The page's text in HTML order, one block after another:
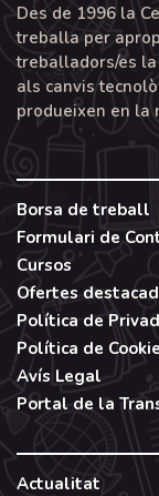
Online
Presencial
Virtual
TIPUS
Curs
Jornada
Seminari
Màster
Des de 1996 la
treballa per
treballadors/es
als canvis
produeixen en la
Borsa de treball
Formulari de
Cursos
Ofertes
Política de
Política de
Avís Legal
Portal de la
Actualitat